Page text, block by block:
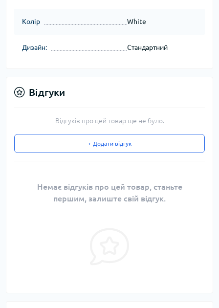
Колір White
Дизайн: Стандартний
Відгуки
Відгуків про цей товар ще не було.
+ Додати відгук
Немає відгуків про цей товар, станьте
першим, залиште свій відгук.